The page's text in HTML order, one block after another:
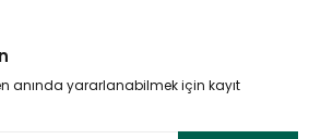
teşekkür ederiz.
anında yararlanabilmek için kayıt